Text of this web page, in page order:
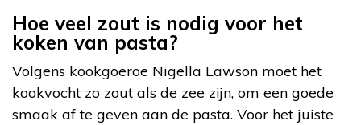
Hoe veel zout is nodig voor het
koken van pasta?
Volgens kookgoeroe Nigella Lawson moet het
kookvocht zo zout als de zee zijn, om een goede
smaak af te geven aan de pasta. Voor het juiste